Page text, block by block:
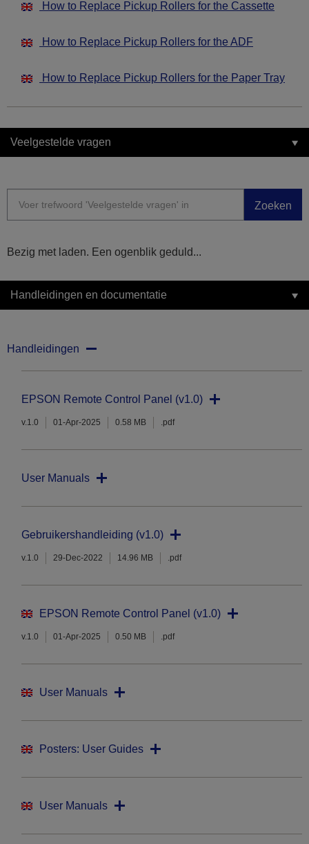
How to Replace Pickup Rollers for the Cassette
How to Replace Pickup Rollers for the ADF
How to Replace Pickup Rollers for the Paper Tray
Veelgestelde vragen
Zoeken
Bezig met laden. Een ogenblik geduld...
Handleidingen en documentatie
Handleidingen
EPSON Remote Control Panel (v1.0)
v.1.0 01-Apr-2025 0.58 MB .pdf
User Manuals
Gebruikershandleiding (v1.0)
v.1.0 29-Dec-2022 14.96 MB .pdf
EPSON Remote Control Panel (v1.0)
v.1.0 01-Apr-2025 0.50 MB .pdf
User Manuals
Posters: User Guides
User Manuals